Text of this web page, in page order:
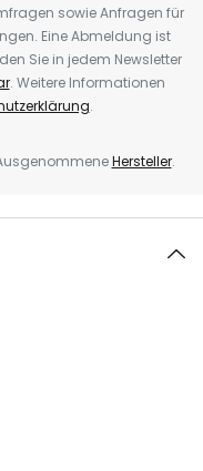
sowie Anfragen für
Eine Abmeldung ist
Sie in jedem Newsletter
. Weitere Informationen
.
Hersteller.